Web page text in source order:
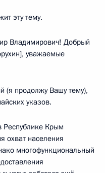
эту тему.
Владимирович! Добрый
уважаемые
(я продолжу Вашу тему),
указов.
Республике Крым
охват населения
многофункциональный